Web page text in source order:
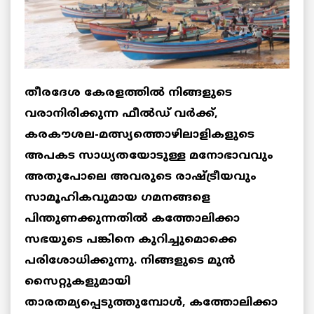
തീരദേശ കേരളത്തിൽ നിങ്ങളുടെ
വരാനിരിക്കുന്ന ഫീൽഡ് വർക്ക്,
കരകൗശല-മത്സ്യത്തൊഴിലാളികളുടെ
അപകട സാധ്യതയോടുള്ള മനോഭാവവും
അതുപോലെ അവരുടെ രാഷ്ട്രീയവും
സാമൂഹികവുമായ ഗമനങ്ങളെ
പിന്തുണക്കുന്നതിൽ കത്തോലിക്കാ
സഭയുടെ പങ്കിനെ കുറിച്ചുമൊക്കെ
പരിശോധിക്കുന്നു. നിങ്ങളുടെ മുൻ
സൈറ്റുകളുമായി
താരതമ്യപ്പെടുത്തുമ്പോൾ, കത്തോലിക്കാ